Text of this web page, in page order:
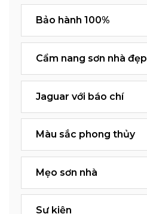
Bảo hành 100%
Cẩm nang sơn nhà đẹp
Jaguar với báo chí
Màu sắc phong thủy
Mẹo sơn nhà
Sự kiện